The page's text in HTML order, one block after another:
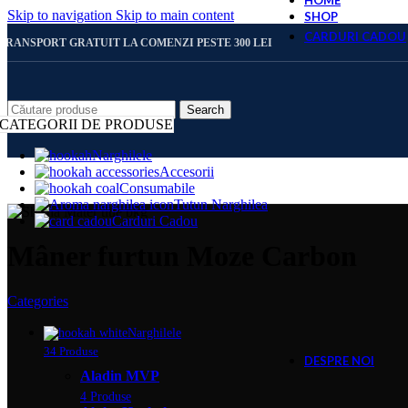
Skip to navigation Skip to main content
GRATUIT LA COMENZI PESTE 300 LEI
Search
CATEGORII DE PRODUSE
Narghilele
Accesorii
Consumabile
Tutun Narghilea
Carduri Cadou
SHOP
CARDURI CADOU
DESPRE NOI
Categories
Narghilele
34 Produse
Aladin MVP
4 Produse